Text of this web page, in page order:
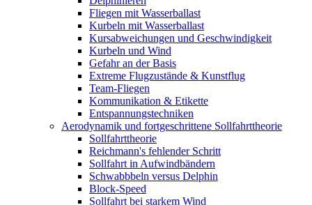
Fliegen mit Wasserballast
Kurbeln mit Wasserballast
Kursabweichungen und Geschwindigkeit
Kurbeln und Wind
Gefahr an der Basis
Extreme Flugzustände & Kunstflug
Team-Fliegen
Kommunikation & Etikette
Entspannungstechniken
Aerodynamik und fortgeschrittene Sollfahrttheorie
Sollfahrttheorie
Reichmann's fehlender Schritt
Sollfahrt in Aufwindbändern
Schwabbbeln versus Delphin
Block-Speed
Sollfahrt bei starkem Wind